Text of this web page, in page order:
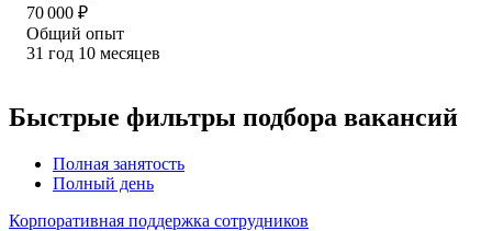
70 000 ₽
Общий опыт
31 год 10 месяцев
Быстрые фильтры подбора вакансий
Полная занятость
Полный день
Корпоративная поддержка сотрудников